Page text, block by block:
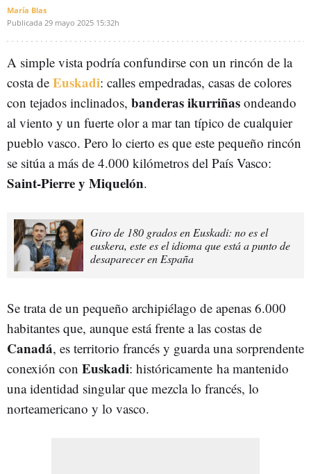
María Blas
Publicada 29 mayo 2025 15:32h
A simple vista podría confundirse con un rincón de la
costa de Euskadi: calles empedradas, casas de colores
con tejados inclinados, banderas ikurriñas ondeando
al viento y un fuerte olor a mar tan típico de cualquier
pueblo vasco. Pero lo cierto es que este pequeño rincón
se sitúa a más de 4.000 kilómetros del País Vasco:
Saint-Pierre y Miquelón.
Giro de 180 grados en Euskadi: no es el
euskera, este es el idioma que está a punto de
desaparecer en España
Se trata de un pequeño archipiélago de apenas 6.000
habitantes que, aunque está frente a las costas de
Canadá, es territorio francés y guarda una sorprendente
conexión con Euskadi: históricamente ha mantenido
una identidad singular que mezcla lo francés, lo
norteamericano y lo vasco.